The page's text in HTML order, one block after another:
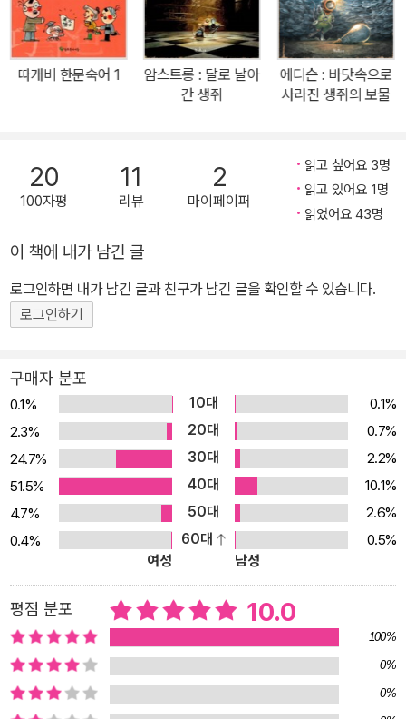
남기다! *대서양 무착륙 단독비행에 성공한 찰스 린드버그를 모티브
로 한 그림책! *충격적인 데뷔작, 출간 즉시 베스트셀러, 전 세계 16
여 개국 20개 언어로 출간! *섬세하고 생생한 그림들은 레오나르도
다 빈치를 생각나게 할 정도로 훌륭하다! 용감한 생쥐의 모험, 비행 역
하늘을 나는 생쥐』는 1927년 뉴욕-파리 간 대서양 무착륙 단독비행
에 처음으로 성공한 찰스 린드버그를 모티브로 한 그림책이다. 쥐덫
을 피해 머나먼 자유의 땅으로 떠난 친구들을 만나기 위해 용감하게
비행 역사에 대해 알게 해 준다. 특히 레오나르도 다 빈치를 연상시키
는 연필 그림과 생생한 수채화는 그림책이 아니라 마치 한 편의 애니
메이션을 보는 듯한 착각을 불러일으킬 만큼 훌륭하다. 이 작품은 새
에게 바치는 작품이기도 하다. 행글라이더를 처음 만든 독일의 발명
가인 ‘오토 릴리엔탈’과 최초로 동력비행에 성공한 ‘라이트 형제’, 그
리고 1927년 뉴욕-파리 간 대서양 무착륙 단독비행에 성공한 ‘찰스
린드버그’ 등은 이 작품에 중요한 영감을 제공해 주었다. 친구들을 찾
아가기 위해 생쥐도 처음에는 오토 릴리엔탈처럼 행글라이더를 만들
어 시험비행에 나서지만 행글라이더는 순식간에 힘을 잃고 증기 기관
차 옆으로 추락하고 만다. 그러다 생쥐는 자신의 첫 비행기에 증기 모
터가 빠진 것을 알게 되고, 수많은 부품을 모아 라이트 형제처럼 바람
이 아니라 동력으로 하늘을 나는 두 번째 비행기를 완성한다. 하지만
두 번째 비행기도 무게를 이기지 못해 얼마 날지 못하고 추락하면서
인간들에게 발각되고 만다. 그리고 고양이들뿐만 아니라 부엉이들까
지 생쥐를 노리게 된다. 추적자들의 눈길을 피해 부품을 모으고 비행
기를 만드는 일이 더욱 더 힘들어졌지만 생쥐는 드디어 찰스 린드버
그의 ‘세인트루이스의 정신’호처럼 제대로 된 비행기를 만들게 되고,
따개비 한문숙어 1
암스트롱 : 달로 날아
간 생쥐
에디슨 : 바닷속으로
사라진 생쥐의 보물
20
100자평
11
리뷰
2
마이페이퍼
읽고 싶어요 3명
읽고 있어요 1명
읽었어요 43명
이 책에 내가 남긴 글
로그인하면 내가 남긴 글과 친구가 남긴 글을 확인할 수 있습니다.
로그인하기
구매자 분포
0.1% 10대
0.1%
2.3%
20대
0.7%
24.7%
30대
2.2%
51.5%
40대
10.1%
4.7%
50대
2.6%
0.4%
60대
0.5%
여성
남성
평점 분포 10.0
100%
0%
0%